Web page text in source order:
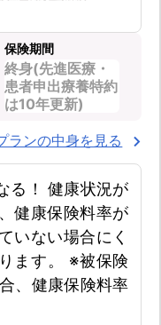
保険期間
終身(先進医療・
患者申出療養特約
は10年更新)
ランの中身を見る
る！ 健康状況が
健康保険料率が
いない場合にく
ます。 ※被保険
、健康保険料率